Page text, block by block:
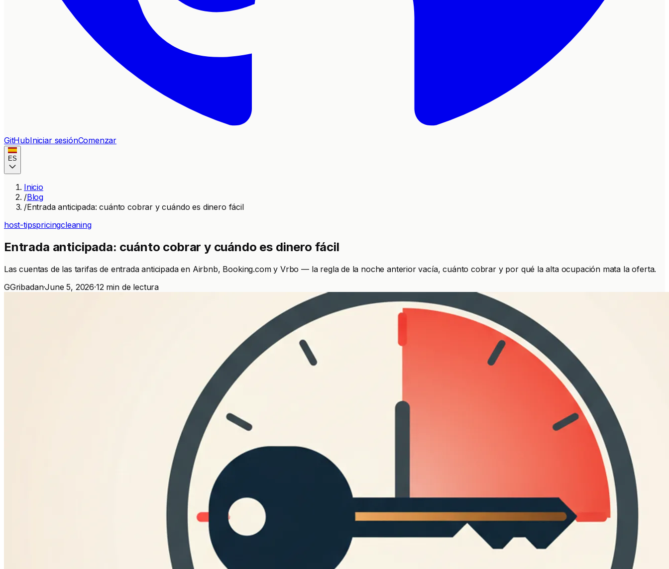
GitHubIniciar sesiónComenzar
ES
Inicio
/Blog
/Entrada anticipada: cuánto cobrar y cuándo es dinero fácil
host-tipspricingcleaning
Entrada anticipada: cuánto cobrar y cuándo es dinero fácil
Las cuentas de las tarifas de entrada anticipada en Airbnb, Booking.com y Vrbo — la regla de la noche anterior vacía, cuánto cobrar y por qué la alta ocupación mata la oferta.
GGribadan·June 5, 2026·12 min de lectura